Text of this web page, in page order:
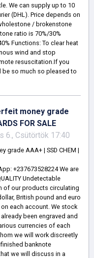
We can supply up to 10
(DHL). Price depends on
/ brokenstone
ratio is 70%/30%
Functions: To clear heat
wind and stop
resuscitation.If you
be so much so pleased to
money grade
FOR SALE
6., Csütörtök 17:40
grade AAA+ | SSD CHEM |
+237673528224 We are
Undetectable
of our products circulating
British pound and euro
each account. We stock
been engraved and
currencies of each
we will work discreetly
banknote
we will discuss in a